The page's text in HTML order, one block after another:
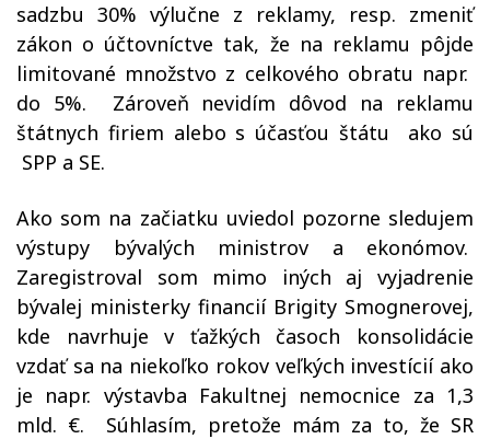
sadzbu 30% výlučne z reklamy, resp. zmeniť
zákon o účtovníctve tak, že na reklamu pôjde
limitované množstvo z celkového obratu napr.
do 5%.
Zároveň nevidím dôvod na reklamu
štátnych firiem alebo s účasťou štátu
ako sú
SPP a SE.
Ako som na začiatku uviedol pozorne sledujem
výstupy bývalých ministrov a ekonómov.
Zaregistroval som mimo iných aj vyjadrenie
bývalej ministerky financií Brigity Smognerovej,
kde navrhuje v ťažkých časoch konsolidácie
vzdať sa na niekoľko rokov veľkých investícií ako
je napr. výstavba Fakultnej nemocnice za 1,3
mld. €.
Súhlasím, pretože mám za to, že SR